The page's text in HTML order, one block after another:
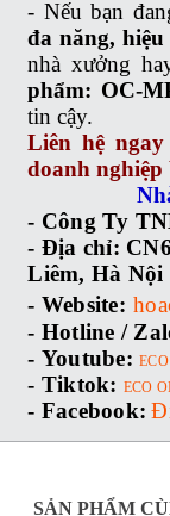
- Nếu bạn
đa năng,
nhà xưởng
phẩm: OC-
tin cậy.
Liên hệ
doanh nghiệp
- Công Ty
- Địa chỉ:
Liêm, Hà Nội
- Website:
- Hotline /
- Youtube:
- Tiktok: ECO
- Facebook:
SẢN PHẨM